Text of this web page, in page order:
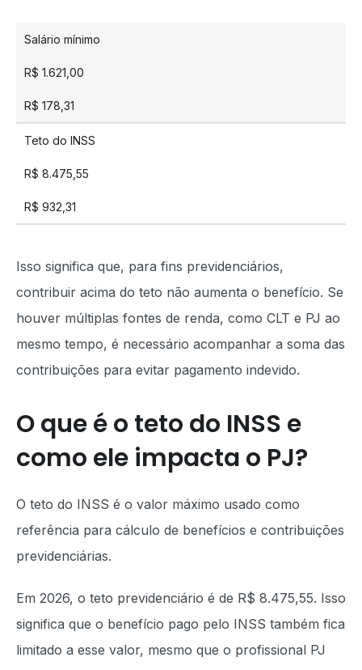
Salário mínimo
R$ 1.621,00
R$ 178,31
Teto do INSS
R$ 8.475,55
R$ 932,31
Isso significa que, para fins previdenciários,
contribuir acima do teto não aumenta o benefício. Se
houver múltiplas fontes de renda, como CLT e PJ ao
mesmo tempo, é necessário acompanhar a soma das
contribuições para evitar pagamento indevido.
O que é o teto do INSS e
como ele impacta o PJ?
O teto do INSS é o valor máximo usado como
referência para cálculo de benefícios e contribuições
previdenciárias.
Em 2026, o teto previdenciário é de R$ 8.475,55. Isso
significa que o benefício pago pelo INSS também fica
limitado a esse valor, mesmo que o profissional PJ